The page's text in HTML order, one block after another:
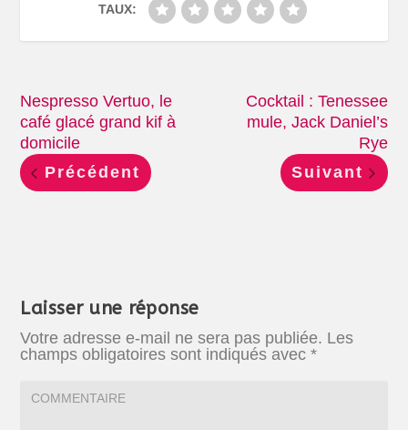
TAUX:
Nespresso Vertuo, le
café glacé grand kif à
domicile
Précédent
Cocktail : Tenessee
mule, Jack Daniel’s
Rye
Suivant
Laisser une réponse
Votre adresse e-mail ne sera pas publiée. Les
champs obligatoires sont indiqués avec*